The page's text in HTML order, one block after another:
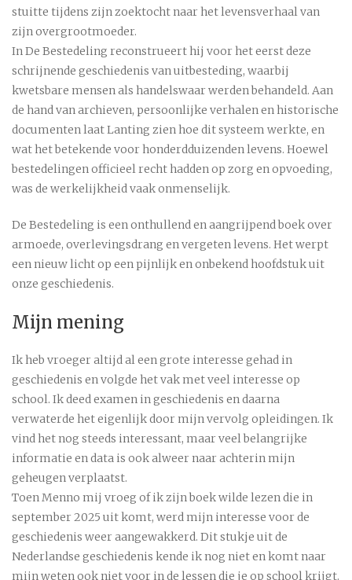
stuitte tijdens zijn zoektocht naar het levensverhaal van
zijn overgrootmoeder.
In De Bestedeling reconstrueert hij voor het eerst deze
schrijnende geschiedenis van uitbesteding, waarbij
kwetsbare mensen als handelswaar werden behandeld. Aan
de hand van archieven, persoonlijke verhalen en historische
documenten laat Lanting zien hoe dit systeem werkte, en
wat het betekende voor honderdduizenden levens. Hoewel
bestedelingen officieel recht hadden op zorg en opvoeding,
was de werkelijkheid vaak onmenselijk.
De Bestedeling is een onthullend en aangrijpend boek over
armoede, overlevingsdrang en vergeten levens. Het werpt
een nieuw licht op een pijnlijk en onbekend hoofdstuk uit
onze geschiedenis.
Mijn mening
Ik heb vroeger altijd al een grote interesse gehad in
geschiedenis en volgde het vak met veel interesse op
school. Ik deed examen in geschiedenis en daarna
verwaterde het eigenlijk door mijn vervolg opleidingen. Ik
vind het nog steeds interessant, maar veel belangrijke
informatie en data is ook alweer naar achterin mijn
geheugen verplaatst.
Toen Menno mij vroeg of ik zijn boek wilde lezen die in
september 2025 uit komt, werd mijn interesse voor de
geschiedenis weer aangewakkerd. Dit stukje uit de
Nederlandse geschiedenis kende ik nog niet en komt naar
mijn weten ook niet voor in de lessen die je op school krijgt.